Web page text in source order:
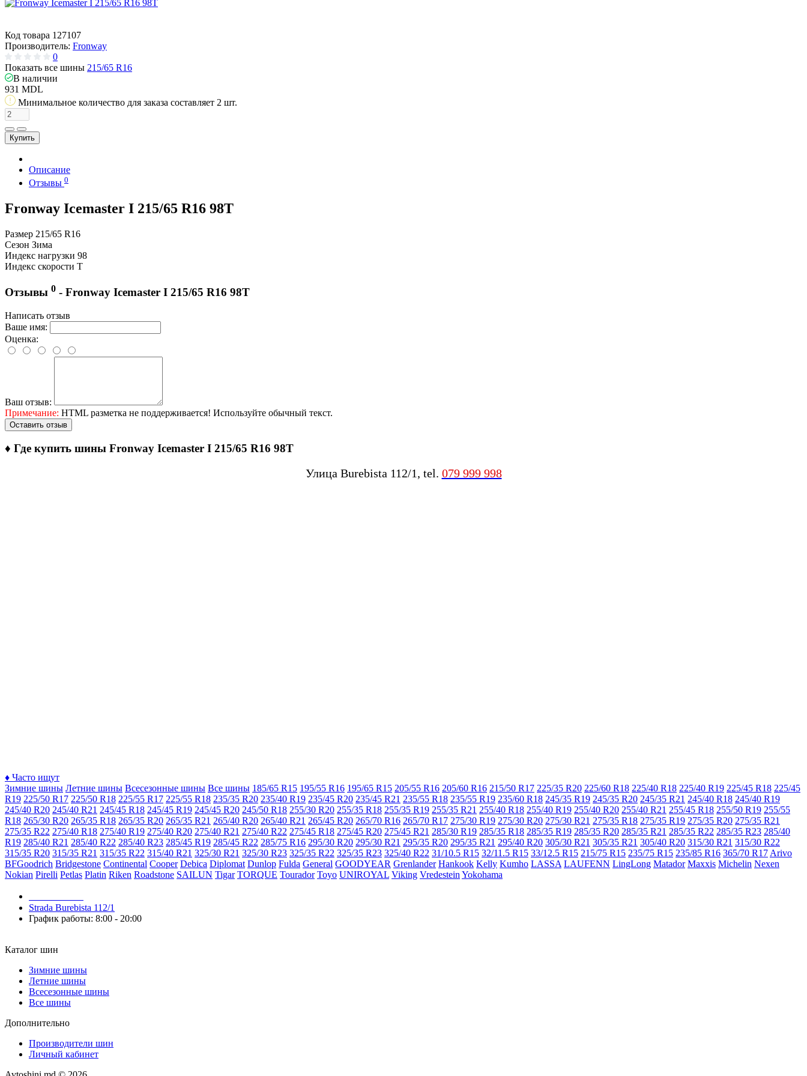
Код товара 127107
Производитель: Fronway
0
Показать все шины 215/65 R16
В наличии
931 MDL
Минимальное количество для заказа составляет 2 шт.
Купить
Описание
Отзывы 0
Fronway Icemaster I 215/65 R16 98T
Размер 215/65 R16
Сезон Зима
Индекс нагрузки 98
Индекс скорости T
Отзывы 0 - Fronway Icemaster I 215/65 R16 98T
Написать отзыв
Ваше имя:
Оценка:
Ваш отзыв:
Примечание: HTML разметка не поддерживается! Используйте обычный текст.
Оставить отзыв
♦ Где купить шины Fronway Icemaster I 215/65 R16 98T
Улица Burebista 112/1, tel. 079 999 998
♦ Часто ищут
Зимние шины Летние шины Всесезонные шины Все шины 185/65 R15 195/55 R16 195/65 R15 205/55 R16 205/60 R16 215/50 R17 225/35 R20 225/60 R18 225/40 R18 225/40 R19 225/45 R18 225/45
R19 225/50 R17 225/50 R18 225/55 R17 225/55 R18 235/35 R20 235/40 R19 235/45 R20 235/45 R21 235/55 R18 235/55 R19 235/60 R18 245/35 R19 245/35 R20 245/35 R21 245/40 R18 245/40 R19
245/40 R20 245/40 R21 245/45 R18 245/45 R19 245/45 R20 245/50 R18 255/30 R20 255/35 R18 255/35 R19 255/35 R21 255/40 R18 255/40 R19 255/40 R20 255/40 R21 255/45 R18 255/50 R19 255/55
R18 265/30 R20 265/35 R18 265/35 R20 265/35 R21 265/40 R20 265/40 R21 265/45 R20 265/70 R16 265/70 R17 275/30 R19 275/30 R20 275/30 R21 275/35 R18 275/35 R19 275/35 R20 275/35 R21
275/35 R22 275/40 R18 275/40 R19 275/40 R20 275/40 R21 275/40 R22 275/45 R18 275/45 R20 275/45 R21 285/30 R19 285/35 R18 285/35 R19 285/35 R20 285/35 R21 285/35 R22 285/35 R23 285/40
R19 285/40 R21 285/40 R22 285/40 R23 285/45 R19 285/45 R22 285/75 R16 295/30 R20 295/30 R21 295/35 R20 295/35 R21 295/40 R20 305/30 R21 305/35 R21 305/40 R20 315/30 R21 315/30 R22
315/35 R20 315/35 R21 315/35 R22 315/40 R21 325/30 R21 325/30 R23 325/35 R22 325/35 R23 325/40 R22 31/10.5 R15 32/11.5 R15 33/12.5 R15 215/75 R15 235/75 R15 235/85 R16 365/70 R17 Arivo
BFGoodrich Bridgestone Continental Cooper Debica Diplomat Dunlop Fulda General GOODYEAR Grenlander Hankook Kelly Kumho LASSA LAUFENN LingLong Matador Maxxis Michelin Nexen
Nokian Pirelli Petlas Platin Riken Roadstone SAILUN Tigar TORQUE Tourador Toyo UNIROYAL Viking Vredestein Yokohama
Strada Burebista 112/1
График работы: 8:00 - 20:00
Каталог шин
Зимние шины
Летние шины
Всесезонные шины
Все шины
Дополнительно
Производители шин
Личный кабинет